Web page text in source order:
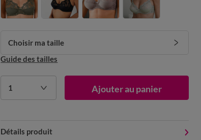
Choisir ma taille
Guide des tailles
1 Ajouter au panier
Détails produit